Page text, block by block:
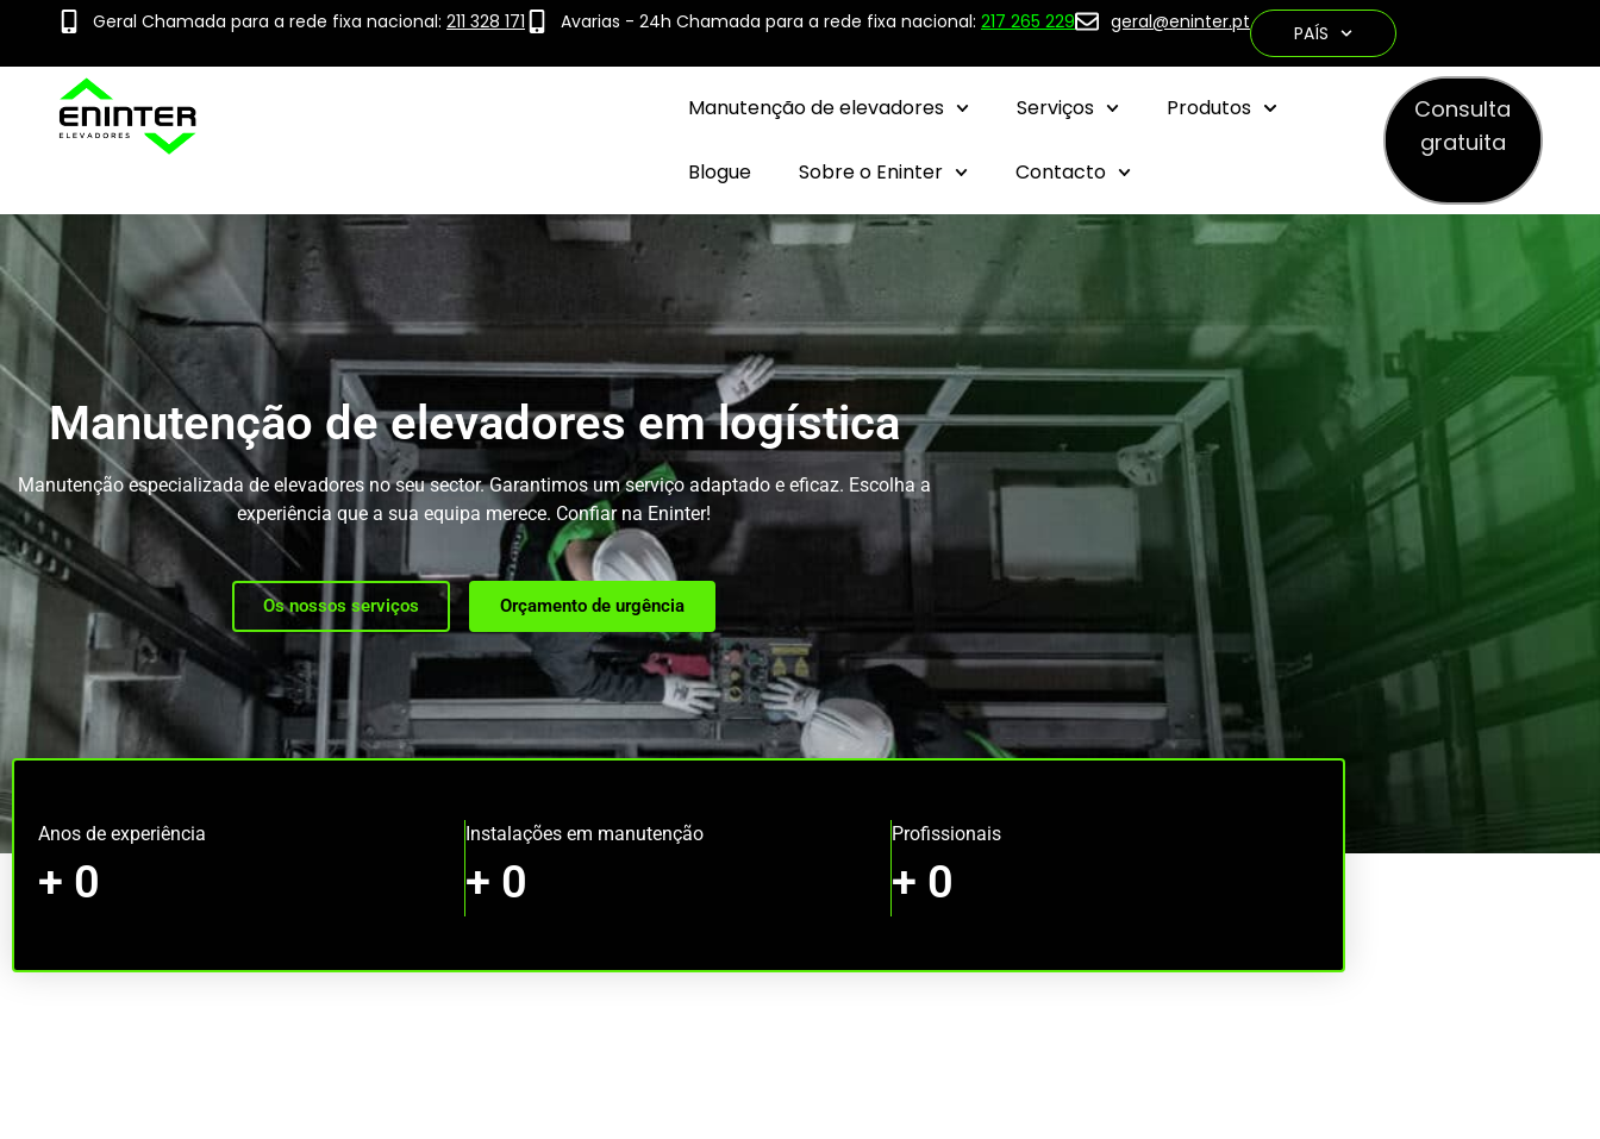
Geral Chamada para a rede fixa nacional: 211 328 171 Avarias - 24h Chamada para a rede fixa nacional: 217 265 229 geral@eninter.pt PAÍS
Manutenção de elevadores Serviços Produtos
Blogue Sobre o Eninter Contacto
Consulta
gratuita
Manutenção de elevadores em logística
Manutenção especializada de elevadores no seu sector. Garantimos um serviço adaptado e eficaz. Escolha a
experiência que a sua equipa merece. Confiar na Eninter!
Os nossos serviços Orçamento de urgência
Anos de experiência
+ 0
Instalações em manutenção
+ 0
Profissionais
+ 0